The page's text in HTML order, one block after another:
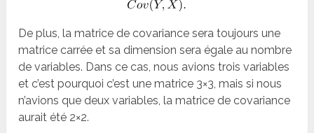
De plus, la matrice de covariance sera toujours une
matrice carrée et sa dimension sera égale au nombre
de variables. Dans ce cas, nous avions trois variables
et c’est pourquoi c’est une matrice 3×3, mais si nous
n’avions que deux variables, la matrice de covariance
aurait été 2×2.